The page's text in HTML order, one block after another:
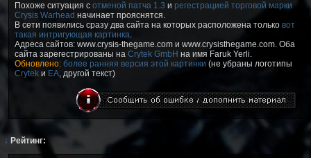
Похоже ситуация с отменой патча 1.3 и регестрацией торговой марки
Crysis Warhead начинает прояснятся.
В сети появились сразу два сайта на которых расположена только вот
такая интригующая картинка.
Адреса сайтов: www.crysis-thegame.com и www.crysisthegame.com. Оба
сайта зарегестрированы на Crytek GmbH на имя Faruk Yerli.
Обновлено: более ранняя версия этой картинки (не убраны логотипы
Crytek и EA, другой текст)
↓ Рейтинг: